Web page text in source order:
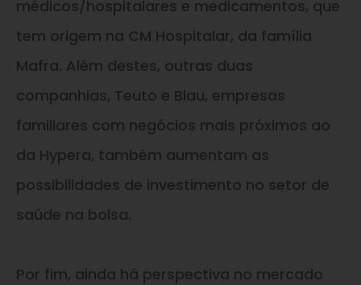
médicos/hospitalares e medicamentos, que
tem origem na CM Hospitalar, da família
Mafra. Além destes, outras duas
companhias, Teuto e Blau, empresas
familiares com negócios mais próximos ao
da Hypera, também aumentam as
possibilidades de investimento no setor de
saúde na bolsa.
Por fim, ainda há perspectiva no mercado